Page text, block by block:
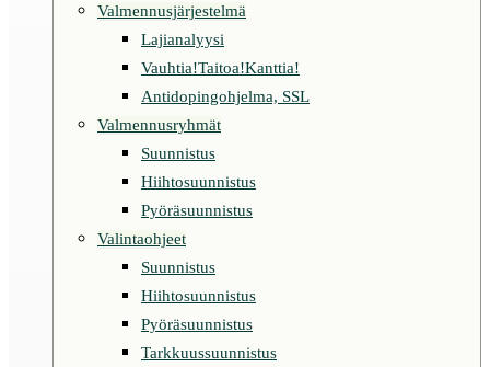
Valmennusjärjestelmä
Lajianalyysi
Vauhtia!Taitoa!Kanttia!
Antidopingohjelma, SSL
Valmennusryhmät
Suunnistus
Hiihtosuunnistus
Pyöräsuunnistus
Valintaohjeet
Suunnistus
Hiihtosuunnistus
Pyöräsuunnistus
Tarkkuussuunnistus